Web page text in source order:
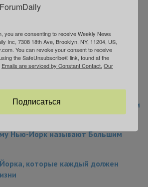
New York:
10 подарков для людей,
Йорк
Йорка, которые заставят вас в
жителям Нью-Йорка первый снег и
Нью-Йорк называют Большим
которые каждый должен
you are consenting to receive Weekly News
Inc, 7308 18th Ave, Brooklyn, NY, 11204, US,
You can revoke your consent to receive
the SafeUnsubscribe® link, found at the
Emails are serviced by Constant Contact. Our
Подписаться